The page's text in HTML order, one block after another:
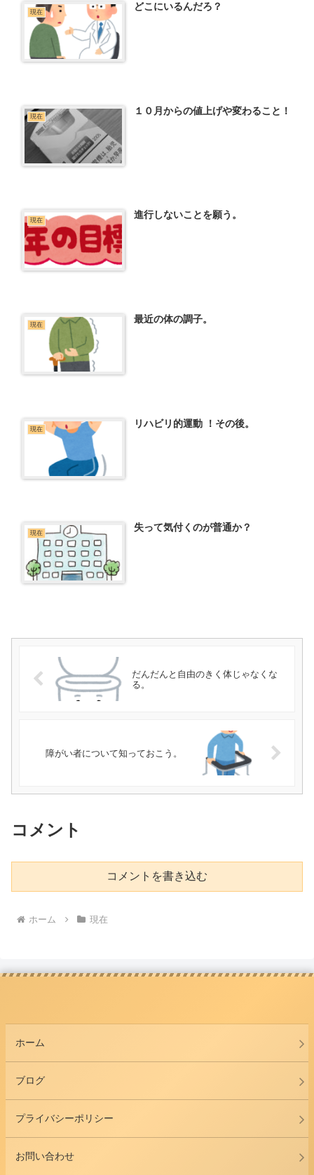
現在 どこにいるんだろ？
現在 １０月からの値上げや変わること！
現在 進行しないことを願う。
現在 最近の体の調子。
現在 リハビリ的運動 ！その後。
現在 失って気付くのが普通か？
だんだんと自由のきく体じゃなくな
る。
障がい者について知っておこう。
コメント
コメントを書き込む
ホーム 現在
ホーム
ブログ
プライバシーポリシー
お問い合わせ